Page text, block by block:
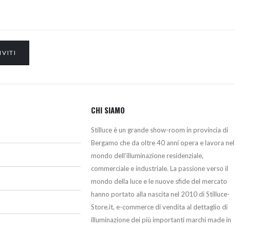
CHI SIAMO
Stilluce è un grande show-room in provincia di
Bergamo che da oltre 40 anni opera e lavora nel
mondo dell’illuminazione residenziale,
commerciale e industriale. La passione verso il
mondo della luce e le nuove sfide del mercato
hanno portato alla nascita nel 2010 di Stilluce-
Store.it, e-commerce di vendita al dettaglio di
illuminazione dei più importanti marchi made in